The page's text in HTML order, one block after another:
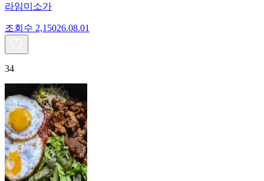
라임미소가
조회수 2,15026.08.01
34